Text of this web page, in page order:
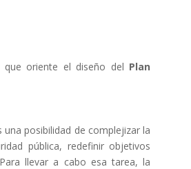
que oriente el diseño del Plan
posibilidad de complejizar la
pública, redefinir objetivos
llevar a cabo esa tarea, la